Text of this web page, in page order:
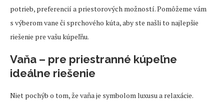
potrieb, preferencií a priestorových možností. Pomôžeme vám
s výberom vane či sprchového kúta, aby ste našli to najlepšie
riešenie pre vašu kúpeľňu.
Vaňa – pre priestranné kúpeľne
ideálne riešenie
Niet pochýb o tom, že vaňa je symbolom luxusu a relaxácie.